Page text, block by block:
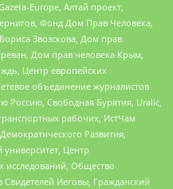
Europe, Алтай проект,
Фонд Дом Прав Человека,
Звозскова, Дом прав
Дом прав человека Крым,
Центр европейских
объединение журналистов
Россию, Свободная Бурятия, Uralic,
рабочих, ИстЧам
Развития,
Центр
исследований, Общество
Иеговы, Гражданский